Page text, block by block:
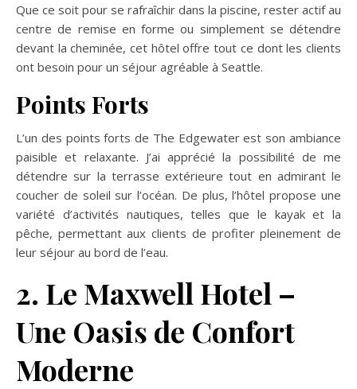
Que ce soit pour se rafraîchir dans la piscine, rester actif au
centre de remise en forme ou simplement se détendre
devant la cheminée, cet hôtel offre tout ce dont les clients
ont besoin pour un séjour agréable à Seattle.
Points Forts
L’un des points forts de The Edgewater est son ambiance
paisible et relaxante. J’ai apprécié la possibilité de me
détendre sur la terrasse extérieure tout en admirant le
coucher de soleil sur l’océan. De plus, l’hôtel propose une
variété d’activités nautiques, telles que le kayak et la
pêche, permettant aux clients de profiter pleinement de
leur séjour au bord de l’eau.
2. Le Maxwell Hotel –
Une Oasis de Confort
Moderne